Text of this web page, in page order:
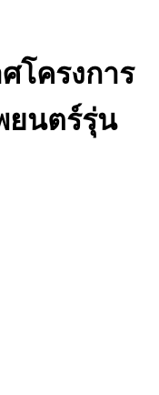
โครงการ
ยนตร์รุ่น